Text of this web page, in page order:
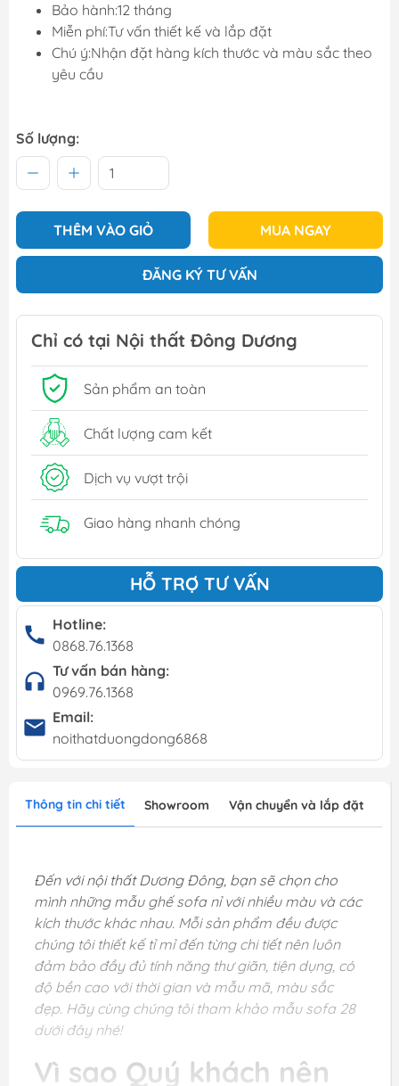
Bảo hành:12 tháng
Miễn phí:Tư vấn thiết kế và lắp đặt
Chú ý:Nhận đặt hàng kích thước và màu sắc theo
yêu cầu
Số lượng:
THÊM VÀO GIỎ MUA NGAY
ĐĂNG KÝ TƯ VẤN
Chỉ có tại Nội thất Đông Dương
Sản phẩm an toàn
Chất lượng cam kết
Dịch vụ vượt trội
Giao hàng nhanh chóng
HỖ TRỢ TƯ VẤN
Hotline:
0868.76.1368
Tư vấn bán hàng:
0969.76.1368
Email:
noithatduongdong6868
Thông tin chi tiết Showroom Vận chuyển và lắp đặt
Đến với nội thất Dương Đông, bạn sẽ chọn cho
mình những mẫu ghế sofa nỉ với nhiều màu và các
kích thước khác nhau. Mỗi sản phẩm đều được
chúng tôi thiết kế tỉ mỉ đến từng chi tiết nên luôn
đảm bảo đầy đủ tính năng thư giãn, tiện dụng, có
độ bền cao với thời gian và mẫu mã, màu sắc
đẹp. Hãy cùng chúng tôi tham khảo mẫu sofa 28
dưới đây nhé!
Vì sao Quý khách nên